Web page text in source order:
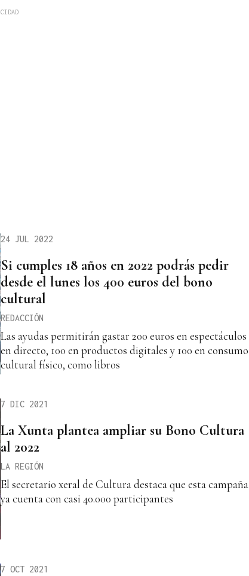
24 JUL 2022
Si cumples 18 años en 2022 podrás pedir
desde el lunes los 400 euros del bono
cultural
REDACCIÓN
Las ayudas permitirán gastar 200 euros en espectáculos
en directo, 100 en productos digitales y 100 en consumo
cultural físico, como libros
7 DIC 2021
La Xunta plantea ampliar su Bono Cultura
al 2022
LA REGIÓN
El secretario xeral de Cultura destaca que esta campaña
ya cuenta con casi 40.000 participantes
7 OCT 2021